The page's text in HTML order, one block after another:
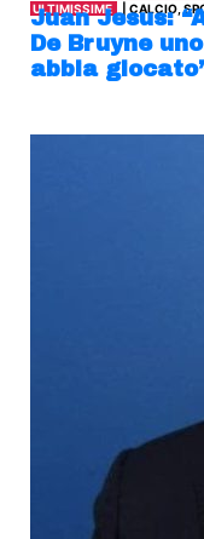
ULTIMISSIME | CALCIO,
Juan Jesus:
De Bruyne
abbia